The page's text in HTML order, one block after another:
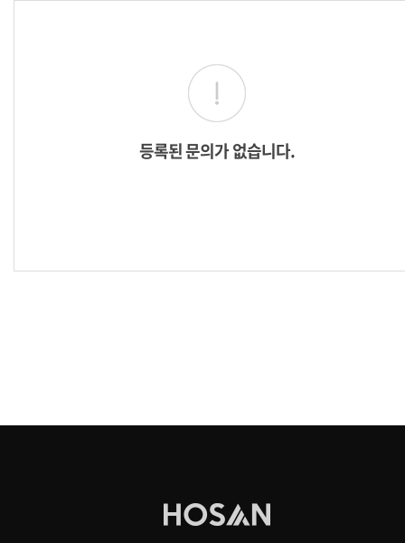
등록된 문의가 없습니다.